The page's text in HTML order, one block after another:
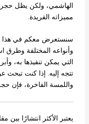
الهاشمي، ولكن يظل
مميزاته الفريدة.
سنستعرض معكم في هذا
وأنواعه المختلفة وطرق
التي يمكن تنفيذها به،
تتجه إليه. إذا كنت تبحث
واللمسة الفاخرة، فإن
يعتبر الأكثر انتشارًا بين